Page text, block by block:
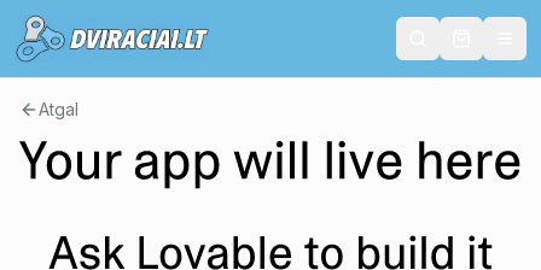
Atgal